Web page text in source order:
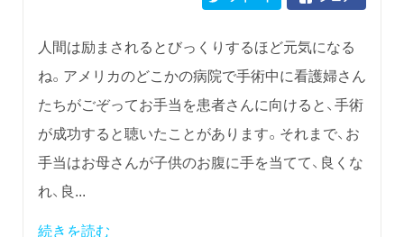
人間は励まされるとびっくりするほど元気になる
ね。アメリカのどこかの病院で手術中に看護婦さん
たちがごぞってお手当を患者さんに向けると、手術
が成功すると聴いたことがあります。それまで、お
手当はお母さんが子供のお腹に手を当てて、良くな
れ、良...
続きを読む